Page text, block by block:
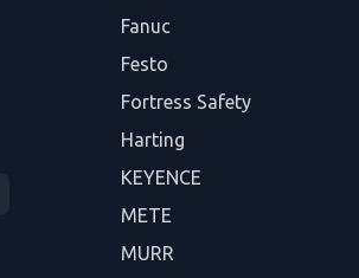
Fanuc
Festo
Fortress Safety
Harting
KEYENCE
METE
MURR